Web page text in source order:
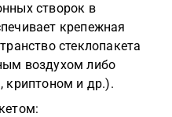
створок в
крепежная
стеклопакета
воздухом либо
криптоном и др.).